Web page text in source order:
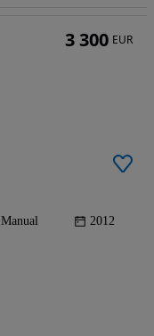
Manual 2012
3 300 EUR